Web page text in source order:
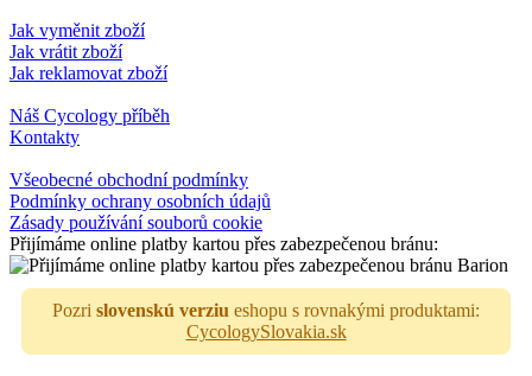
Jak vyměnit zboží
Jak vrátit zboží
Jak reklamovat zboží
Náš Cycology příběh
Kontakty
Všeobecné obchodní podmínky
Podmínky ochrany osobních údajů
Zásady používání souborů cookie
Přijímáme online platby kartou přes zabezpečenou bránu:
Pozri slovenskú verziu eshopu s rovnakými produktami:
CycologySlovakia.sk